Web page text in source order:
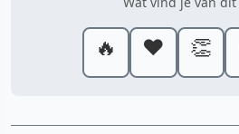
🔥 ❤️ 👏